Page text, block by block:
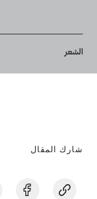
Breadcrumb
الشعر
شارك المقال